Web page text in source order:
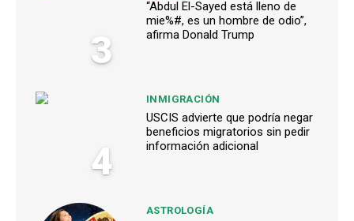
3
“Abdul El-Sayed está lleno de
mie%#, es un hombre de odio”,
afirma Donald Trump
4
INMIGRACIÓN
USCIS advierte que podría negar
beneficios migratorios sin pedir
información adicional
ASTROLOGÍA